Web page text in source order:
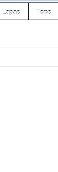
Lapas Tops